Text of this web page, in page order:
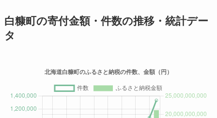
白糠町の寄付金額・件数の推移・統計デー
タ